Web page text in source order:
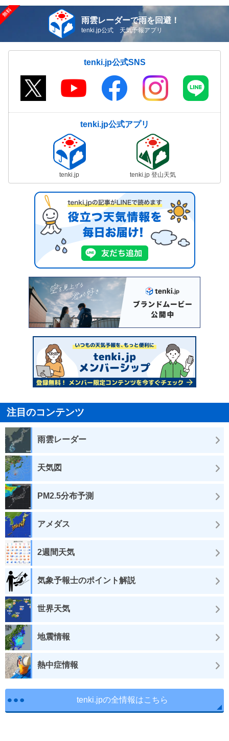
雨雲レーダーで雨を回避！
tenki.jp公式 天気予報アプリ
tenki.jp公式SNS
tenki.jp公式アプリ
tenki.jp tenki.jp 登山天気
注目のコンテンツ
雨雲レーダー
天気図
PM2.5分布予測
アメダス
2週間天気
気象予報士のポイント解説
世界天気
地震情報
熱中症情報
tenki.jpの全情報はこちら